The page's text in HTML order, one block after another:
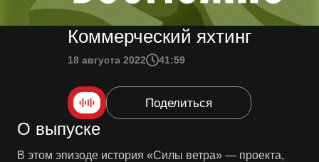
Коммерческий яхтинг
18 августа 2022 41:59
Поделиться
О выпуске
В этом эпизоде история «Силы ветра» — проекта,